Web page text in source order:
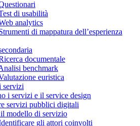
di usabilità
analytics
di mappatura dell’esperienza
documentale
benchmark
euristica
servizi
i servizi e il service design
servizi pubblici digitali
modello di servizio
gli attori coinvolti